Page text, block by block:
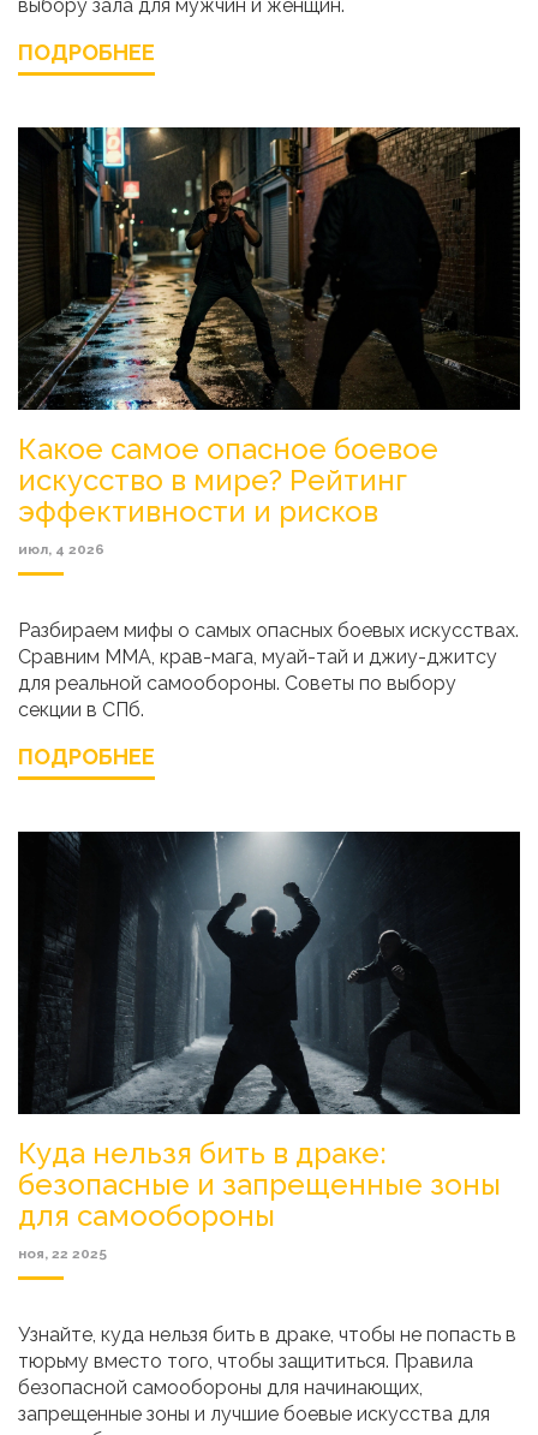
выбору зала для мужчин и женщин.
ПОДРОБНЕЕ
Какое самое опасное боевое
искусство в мире? Рейтинг
эффективности и рисков
июл, 4 2026
Разбираем мифы о самых опасных боевых искусствах.
Сравним MMA, крав-мага, муай-тай и джиу-джитсу
для реальной самообороны. Советы по выбору
секции в СПб.
ПОДРОБНЕЕ
Куда нельзя бить в драке:
безопасные и запрещенные зоны
для самообороны
ноя, 22 2025
Узнайте, куда нельзя бить в драке, чтобы не попасть в
тюрьму вместо того, чтобы защититься. Правила
безопасной самообороны для начинающих,
запрещенные зоны и лучшие боевые искусства для